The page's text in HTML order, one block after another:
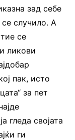
зад себе
случило. А
се
ликови
пак, исто
за пет
гледа својата
ги